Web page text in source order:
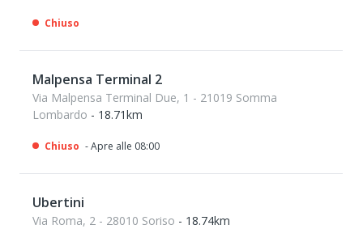
Chiuso
Malpensa Terminal 2
Via Malpensa Terminal Due, 1 - 21019 Somma
Lombardo - 18.71km
Chiuso - Apre alle 08:00
Ubertini
Via Roma, 2 - 28010 Soriso - 18.74km